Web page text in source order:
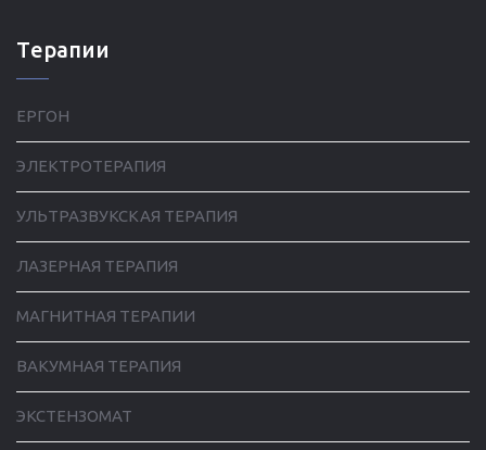
Tерапии
ЕРГОН
ЭЛЕКТРОТЕРАПИЯ
УЛЬТРАЗВУКСКАЯ ТЕРАПИЯ
ЛАЗЕРНАЯ ТЕРАПИЯ
МАГНИТНАЯ ТЕРАПИИ
ВАКУМНАЯ ТЕРАПИЯ
ЭКСТЕНЗОМАТ